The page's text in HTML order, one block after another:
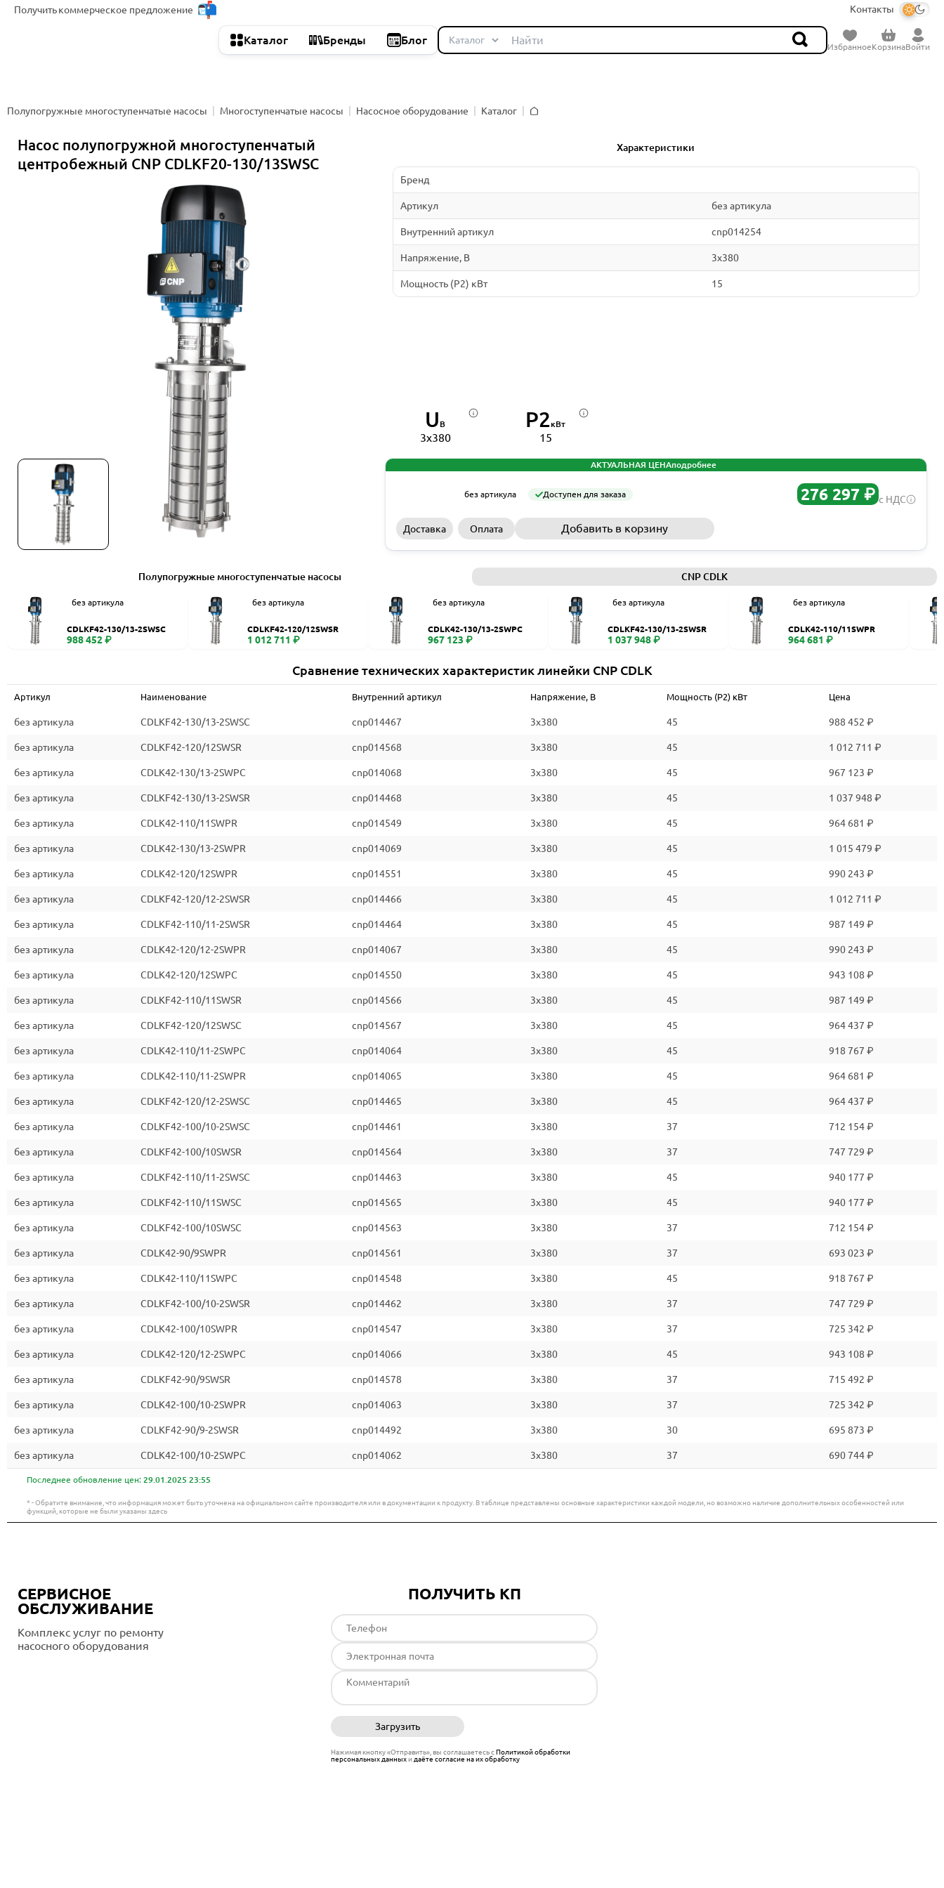
Получитькоммерческое предложение Контакты
Каталог Бренды Блог
ИзбранноеКорзинаВойти
Полупогружные многоступенчатые насосы Многоступенчатые насосы Насосное оборудование
Каталог
Насос полупогружной многоступенчатый
центробежный CNP CDLKF20-130/13SWSC
Характеристики
Бренд
Артикул без артикула
Внутренний артикул cnp014254
Напряжение, В 3x380
Мощность (P2) кВт 15
U В
3x380
P2кВт
15
АКТУАЛЬНАЯ ЦЕНАподробнее
без артикула Доступен для заказа 276 297 ₽ с НДС
Доставка Оплата Добавить в корзину
Полупогружные многоступенчатые насосы CNP CDLK
без артикула
CDLKF42-130/13-2SWSC
988 452 ₽
без артикула
CDLKF42-120/12SWSR
1 012 711 ₽
без артикула
CDLK42-130/13-2SWPC
967 123 ₽
без артикула
CDLKF42-130/13-2SWSR
1 037 948 ₽
без артикула
CDLK42-110/11SWPR
964 681 ₽
Сравнение технических характеристик линейки CNP CDLK
Артикул Наименование Внутренний артикул Напряжение, В Мощность (P2) кВт Цена
без артикула CDLKF42-130/13-2SWSC cnp014467 3x380 45 988 452 ₽
без артикула CDLKF42-120/12SWSR cnp014568 3x380 45 1 012 711 ₽
без артикула CDLK42-130/13-2SWPC cnp014068 3x380 45 967 123 ₽
без артикула CDLKF42-130/13-2SWSR cnp014468 3x380 45 1 037 948 ₽
без артикула CDLK42-110/11SWPR cnp014549 3x380 45 964 681 ₽
без артикула CDLK42-130/13-2SWPR cnp014069 3x380 45 1 015 479 ₽
без артикула CDLK42-120/12SWPR cnp014551 3x380 45 990 243 ₽
без артикула CDLKF42-120/12-2SWSR cnp014466 3x380 45 1 012 711 ₽
без артикула CDLKF42-110/11-2SWSR cnp014464 3x380 45 987 149 ₽
без артикула CDLK42-120/12-2SWPR cnp014067 3x380 45 990 243 ₽
без артикула CDLK42-120/12SWPC cnp014550 3x380 45 943 108 ₽
без артикула CDLKF42-110/11SWSR cnp014566 3x380 45 987 149 ₽
без артикула CDLKF42-120/12SWSC cnp014567 3x380 45 964 437 ₽
без артикула CDLK42-110/11-2SWPC cnp014064 3x380 45 918 767 ₽
без артикула CDLK42-110/11-2SWPR cnp014065 3x380 45 964 681 ₽
без артикула CDLKF42-120/12-2SWSC cnp014465 3x380 45 964 437 ₽
без артикула CDLKF42-100/10-2SWSC cnp014461 3x380 37 712 154 ₽
без артикула CDLKF42-100/10SWSR cnp014564 3x380 37 747 729 ₽
без артикула CDLKF42-110/11-2SWSC cnp014463 3x380 45 940 177 ₽
без артикула CDLKF42-110/11SWSC cnp014565 3x380 45 940 177 ₽
без артикула CDLKF42-100/10SWSC cnp014563 3x380 37 712 154 ₽
без артикула CDLK42-90/9SWPR cnp014561 3x380 37 693 023 ₽
без артикула CDLK42-110/11SWPC cnp014548 3x380 45 918 767 ₽
без артикула CDLKF42-100/10-2SWSR cnp014462 3x380 37 747 729 ₽
без артикула CDLK42-100/10SWPR cnp014547 3x380 37 725 342 ₽
без артикула CDLK42-120/12-2SWPC cnp014066 3x380 45 943 108 ₽
без артикула CDLKF42-90/9SWSR cnp014578 3x380 37 715 492 ₽
без артикула CDLK42-100/10-2SWPR cnp014063 3x380 37 725 342 ₽
без артикула CDLKF42-90/9-2SWSR cnp014492 3x380 30 695 873 ₽
без артикула CDLK42-100/10-2SWPC cnp014062 3x380 37 690 744 ₽
Последнее обновление цен: 29.01.2025 23:55
* - Обратите внимание, что информация может быть уточнена на официальном сайте производителя или в документации к продукту. В таблице представлены основные характеристики каждой модели, но возможно наличие дополнительных особенностей или
функций, которые не были указаны здесь
СЕРВИСНОЕ
ОБСЛУЖИВАНИЕ
Комплекс услуг по ремонту
насосного оборудования
ПОЛУЧИТЬ КП
Загрузить
Нажимая кнопку «Отправить», вы соглашаетесь сПолитикой обработки
персональных данныхи даёте согласие на их обработку